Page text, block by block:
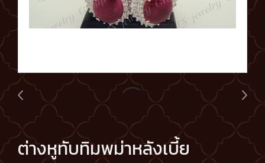
ต่างหูทับทิมพม่าหลังเบี้ย